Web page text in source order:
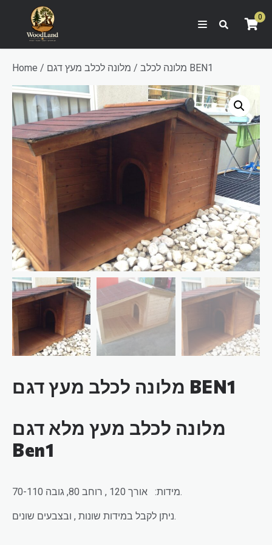
0
Home / מלונה לכלב / מלונה לכלב מעץ דגם BEN1
מלונה לכלב מעץ דגם BEN1
מלונה לכלב מעץ מלא דגם
Ben1
מידות: אורך 120 , רוחב 80, גובה 70-110.
ניתן לקבל במידות שונות , ובצבעים שונים.